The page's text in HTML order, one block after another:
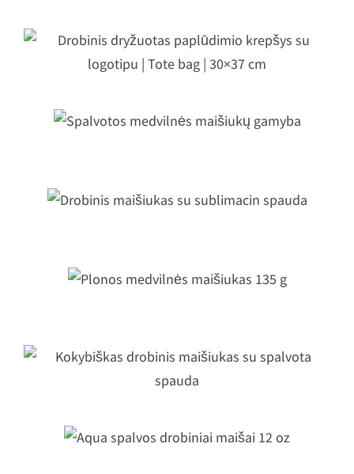
dryžuotas paplūdimio
su logotipu | Tote bag | 30×37 cm
Drobinis maišiukas su sublimacin
Kokybiškas drobinis maišiukas su
spalvota spauda